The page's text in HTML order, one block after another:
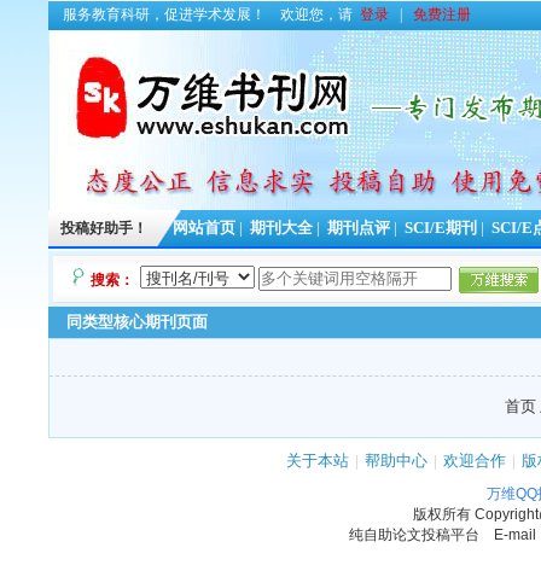
服务教育科研，促进学术发展！ 欢迎您，请 登录 免费注册
投稿好助手！ 网站首页 期刊大全 期刊点评 SCI/E期刊 SCI/E
搜索：
同类型核心期刊页面
首页
关于本站 | 帮助中心 | 欢迎合作 |
万维
版权所有
纯自助论文投稿平台 E-mail